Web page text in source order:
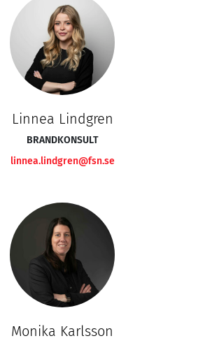
Linnea Lindgren
BRANDKONSULT
linnea.lindgren@fsn.se
Monika Karlsson